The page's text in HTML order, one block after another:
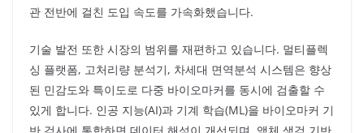
관 전반에 걸친 도입 속도를 가속화했습니다.
기술 발전 또한 시장의 범위를 재편하고 있습니다. 멀티플렉
싱 플랫폼, 고처리량 분석기, 차세대 면역분석 시스템은 향상
된 민감도와 특이도로 다중 바이오마커를 동시에 검출할 수
있게 합니다. 인공 지능(AI)과 기계 학습(ML)을 바이오마커 기